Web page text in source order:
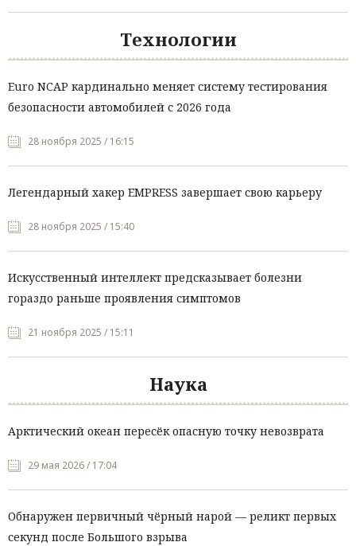
Технологии
Euro NCAP кардинально меняет систему тестирования
безопасности автомобилей с 2026 года
28 ноября 2025 / 16:15
Легендарный хакер EMPRESS завершает свою карьеру
28 ноября 2025 / 15:40
Искусственный интеллект предсказывает болезни
гораздо раньше проявления симптомов
21 ноября 2025 / 15:11
Наука
Арктический океан пересёк опасную точку невозврата
29 мая 2026 / 17:04
Обнаружен первичный чёрный нарой — реликт первых
секунд после Большого взрыва